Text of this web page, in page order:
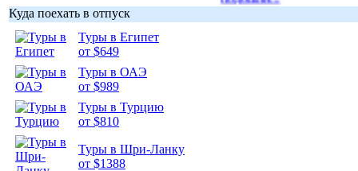
Куда поехать в отпуск
Туры в Египет
от $649
Туры в ОАЭ
от $989
Туры в Турцию
от $810
Туры в Шри-Ланку
от $1388